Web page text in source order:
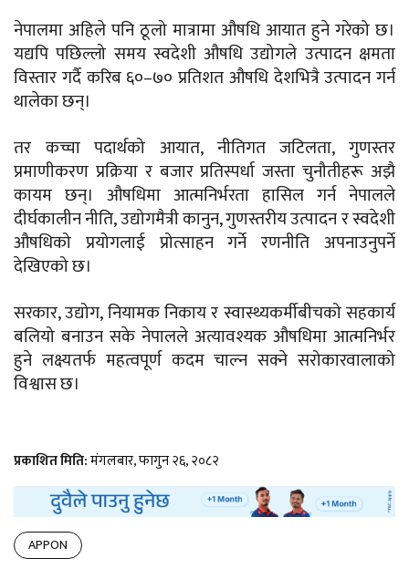
नेपालमा अहिले पनि ठूलो मात्रामा औषधि आयात हुने गरेको छ।
यद्यपि पछिल्लो समय स्वदेशी औषधि उद्योगले उत्पादन क्षमता
विस्तार गर्दै करिब ६०–७० प्रतिशत औषधि देशभित्रै उत्पादन गर्न
थालेका छन्।
तर कच्चा पदार्थको आयात, नीतिगत जटिलता, गुणस्तर
प्रमाणीकरण प्रक्रिया र बजार प्रतिस्पर्धा जस्ता चुनौतीहरू अझै
कायम छन्। औषधिमा आत्मनिर्भरता हासिल गर्न नेपालले
दीर्घकालीन नीति, उद्योगमैत्री कानुन, गुणस्तरीय उत्पादन र स्वदेशी
औषधिको प्रयोगलाई प्रोत्साहन गर्ने रणनीति अपनाउनुपर्ने
देखिएको छ।
सरकार, उद्योग, नियामक निकाय र स्वास्थ्यकर्मीबीचको सहकार्य
बलियो बनाउन सके नेपालले अत्यावश्यक औषधिमा आत्मनिर्भर
हुने लक्ष्यतर्फ महत्वपूर्ण कदम चाल्न सक्ने सरोकारवालाको
विश्वास छ।
प्रकाशित मिति:मंगलबार, फागुन २६, २०८२
APPON